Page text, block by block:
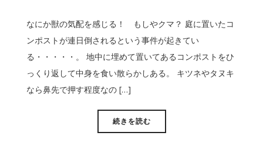
なにか獣の気配を感じる！ もしやクマ？ 庭に置いたコ
ンポストが連日倒されるという事件が起きてい
る・・・・・。 地中に埋めて置いてあるコンポストをひ
っくり返して中身を食い散らかしある。 キツネやタヌキ
なら鼻先で押す程度なの […]
続きを読む